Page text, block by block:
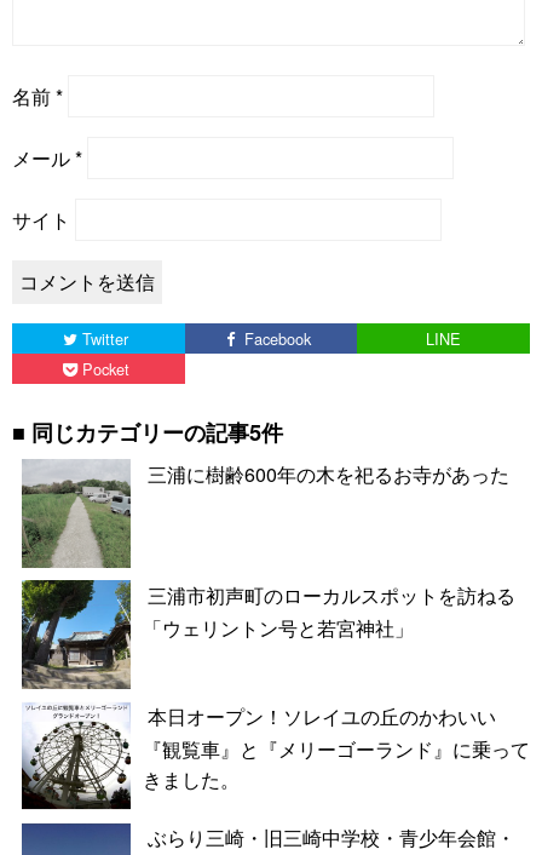
名前*
メール*
サイト
Twitter Facebook
LINE
Pocket
同じカテゴリーの記事5件
三浦に樹齢600年の木を祀るお寺があった
三浦市初声町のローカルスポットを訪ねる
「ウェリントン号と若宮神社」
本日オープン！ソレイユの丘のかわいい
『観覧車』と『メリーゴーランド』に乗って
きました。
ぶらり三崎・旧三崎中学校・青少年会館・